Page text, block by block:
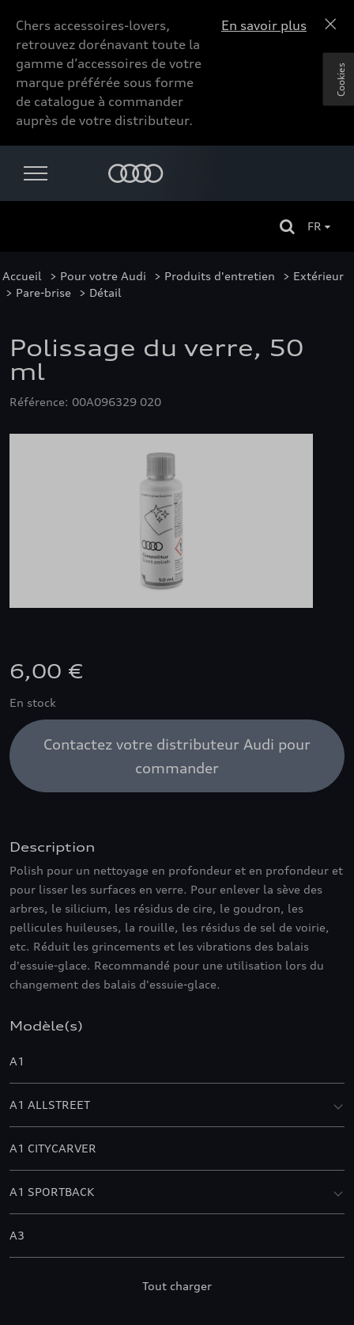
Chers accessoires-lovers,
retrouvez dorénavant toute la
gamme d’accessoires de votre
marque préférée sous forme
de catalogue à commander
auprès de votre distributeur.
En savoir plus
FR
Accueil > Pour votre Audi > Produits d'entretien > Extérieur
> Pare-brise > Détail
Polissage du verre, 50
ml
Référence: 00A096329 020
6,00 €
En stock
Contactez votre distributeur Audi pour
commander
Description
Polish pour un nettoyage en profondeur et en profondeur et
pour lisser les surfaces en verre. Pour enlever la sève des
arbres, le silicium, les résidus de cire, le goudron, les
pellicules huileuses, la rouille, les résidus de sel de voirie,
etc. Réduit les grincements et les vibrations des balais
d'essuie-glace. Recommandé pour une utilisation lors du
changement des balais d'essuie-glace.
Modèle(s)
A1
A1 ALLSTREET
A1 CITYCARVER
A1 SPORTBACK
A3
Tout charger
Cookies